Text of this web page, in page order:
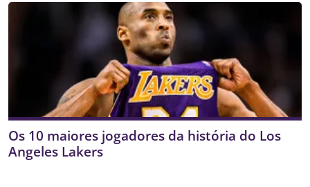
Os 10 maiores jogadores da história do Los
Angeles Lakers